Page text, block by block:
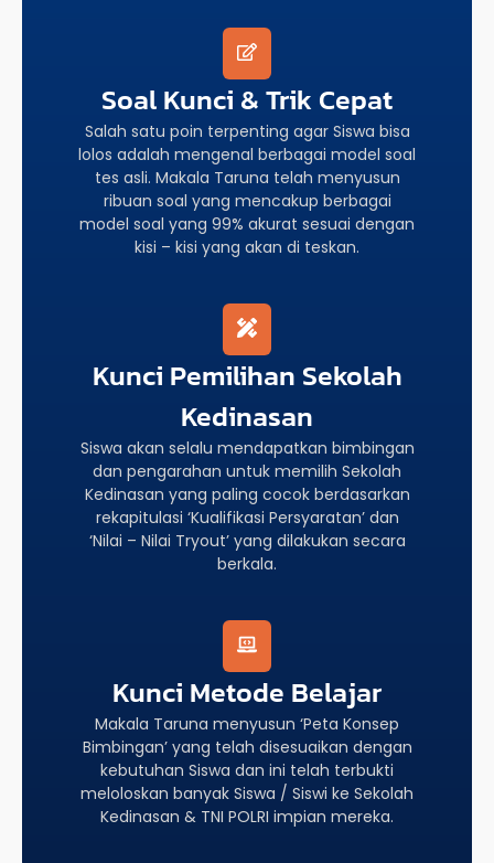
Soal Kunci & Trik Cepat
Salah satu poin terpenting agar Siswa bisa
lolos adalah mengenal berbagai model soal
tes asli. Makala Taruna telah menyusun
ribuan soal yang mencakup berbagai
model soal yang 99% akurat sesuai dengan
kisi – kisi yang akan di teskan.
Kunci Pemilihan Sekolah
Kedinasan
Siswa akan selalu mendapatkan bimbingan
dan pengarahan untuk memilih Sekolah
Kedinasan yang paling cocok berdasarkan
rekapitulasi ‘Kualifikasi Persyaratan’ dan
‘Nilai – Nilai Tryout’ yang dilakukan secara
berkala.
Kunci Metode Belajar
Makala Taruna menyusun ‘Peta Konsep
Bimbingan’ yang telah disesuaikan dengan
kebutuhan Siswa dan ini telah terbukti
meloloskan banyak Siswa / Siswi ke Sekolah
Kedinasan & TNI POLRI impian mereka.